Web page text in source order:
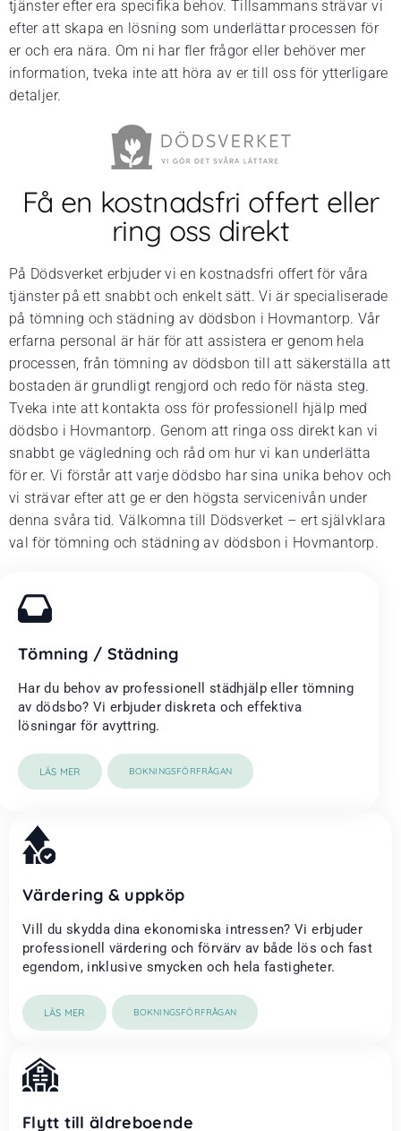
tjänster efter era specifika behov. Tillsammans strävar vi
efter att skapa en lösning som underlättar processen för
er och era nära. Om ni har fler frågor eller behöver mer
information, tveka inte att höra av er till oss för ytterligare
detaljer.
Få en kostnadsfri offert eller
ring oss direkt
På Dödsverket erbjuder vi en kostnadsfri offert för våra
tjänster på ett snabbt och enkelt sätt. Vi är specialiserade
på tömning och städning av dödsbon i Hovmantorp. Vår
erfarna personal är här för att assistera er genom hela
processen, från tömning av dödsbon till att säkerställa att
bostaden är grundligt rengjord och redo för nästa steg.
Tveka inte att kontakta oss för professionell hjälp med
dödsbo i Hovmantorp. Genom att ringa oss direkt kan vi
snabbt ge vägledning och råd om hur vi kan underlätta
för er. Vi förstår att varje dödsbo har sina unika behov och
vi strävar efter att ge er den högsta servicenivån under
denna svåra tid. Välkomna till Dödsverket – ert självklara
val för tömning och städning av dödsbon i Hovmantorp.
Tömning / Städning
Har du behov av professionell städhjälp eller tömning
av dödsbo? Vi erbjuder diskreta och effektiva
lösningar för avyttring.
LÄS MER BOKNINGSFÖRFRÅGAN
Värdering & uppköp
Vill du skydda dina ekonomiska intressen? Vi erbjuder
professionell värdering och förvärv av både lös och fast
egendom, inklusive smycken och hela fastigheter.
LÄS MER BOKNINGSFÖRFRÅGAN
Flytt till äldreboende